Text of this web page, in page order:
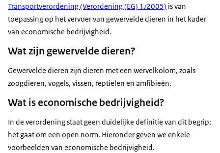
Transportverordening (Verordening (EG) 1/2005) is van
toepassing op het vervoer van gewervelde dieren in het kader
van economische bedrijvigheid.
Wat zijn gewervelde dieren?
Gewervelde dieren zijn dieren met een wervelkolom, zoals
zoogdieren, vogels, vissen, reptielen en amfibieën.
Wat is economische bedrijvigheid?
In de verordening staat geen duidelijke definitie van dit begrip;
het gaat om een open norm. Hieronder geven we enkele
voorbeelden van economische bedrijvigheid.